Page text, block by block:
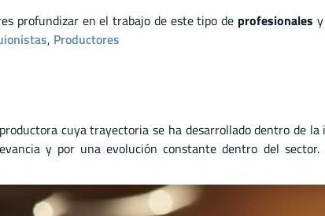
profundizar en el trabajo de este tipo de profesionales
, Productores
productora cuya trayectoria se ha desarrollado dentro de
y por una evolución constante dentro del